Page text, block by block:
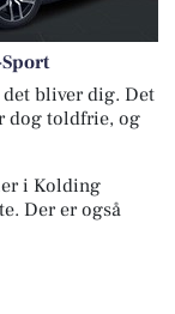
bliver dig. Det
dog toldfrie, og
i Kolding
Der er også